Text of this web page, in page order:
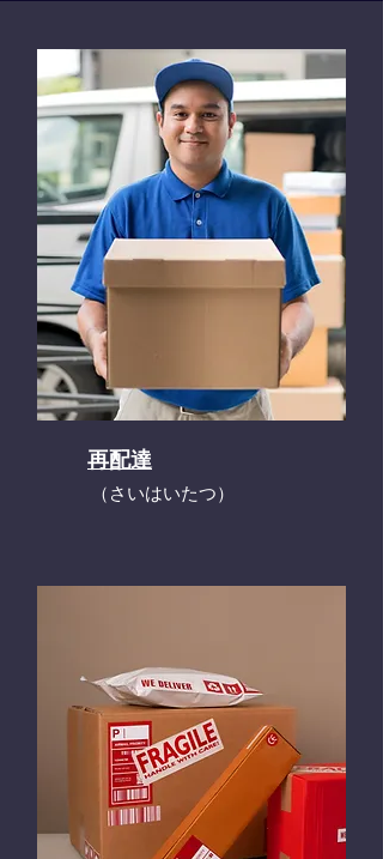
再配達
​（さいはいたつ）